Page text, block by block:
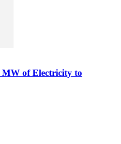
MW of Electricity to